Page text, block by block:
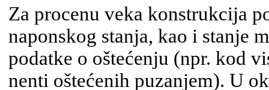
Za procenu veka konstrukcija
naponskog stanja, kao i stanje
podatke o oštećenju (npr. kod
nenti ošte­ćeni­h puzanjem). U